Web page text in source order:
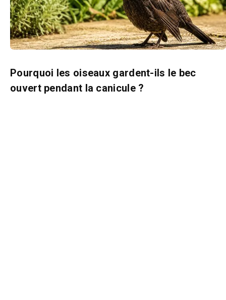
Pourquoi les oiseaux gardent-ils le bec
ouvert pendant la canicule ?